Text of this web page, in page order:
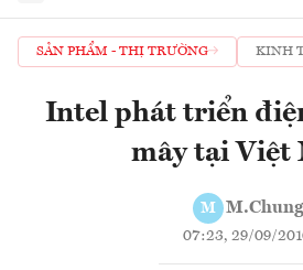
SẢN PHẨM - THỊ TRƯỜNG KINH
Intel phát triển
mây tại Việt
M M.Chung
07:23, 29/09/